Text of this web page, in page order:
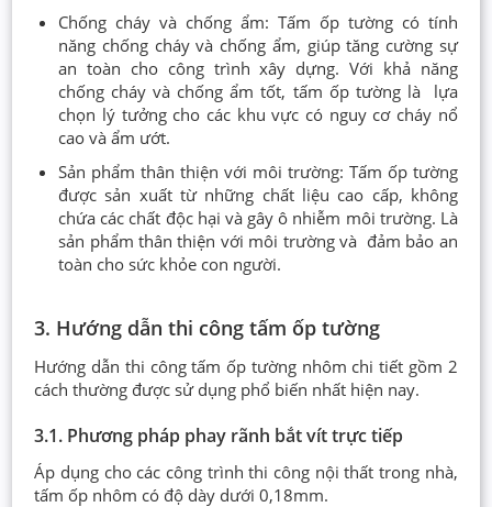
Chống cháy và chống ẩm: Tấm ốp tường có tính
năng chống cháy và chống ẩm, giúp tăng cường sự
an toàn cho công trình xây dựng. Với khả năng
chống cháy và chống ẩm tốt, tấm ốp tường là lựa
chọn lý tưởng cho các khu vực có nguy cơ cháy nổ
cao và ẩm ướt.
Sản phẩm thân thiện với môi trường: Tấm ốp tường
được sản xuất từ những chất liệu cao cấp, không
chứa các chất độc hại và gây ô nhiễm môi trường. Là
sản phẩm thân thiện với môi trường và đảm bảo an
toàn cho sức khỏe con người.
3. Hướng dẫn thi công tấm ốp tường
Hướng dẫn thi công tấm ốp tường nhôm chi tiết gồm 2
cách thường được sử dụng phổ biến nhất hiện nay.
3.1. Phương pháp phay rãnh bắt vít trực tiếp
Áp dụng cho các công trình thi công nội thất trong nhà,
tấm ốp nhôm có độ dày dưới 0,18mm.